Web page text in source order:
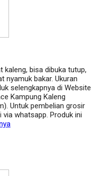
kaleng, bisa dibuka tutup,
nyamuk bakar. Ukuran
selengkapnya di Website
Kampung Kaleng
Untuk pembelian grosir
whatsapp. Produk ini